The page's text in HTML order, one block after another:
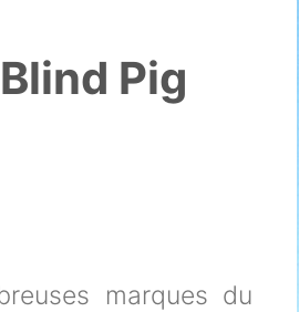
Pig
marques du